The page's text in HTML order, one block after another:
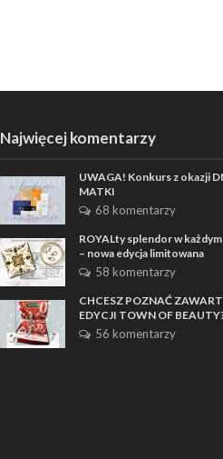
Najwięcej komentarzy
UWAGA! Konkurs z okazji
MATKI
68 komentarzy
ROYALty splendor w
– nowa edycja limitowana
58 komentarzy
CHCESZ POZNAĆ
EDYCJI TOWN OF
56 komentarzy